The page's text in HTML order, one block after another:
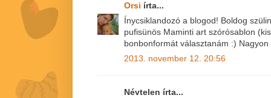
Orsi írta...
Ínycsiklandozó a blogod! Boldog
pufisünös Maminti art szórósablon
bonbonformát választanám :) Nagyon
2013. november 12. 20:56
Névtelen írta...